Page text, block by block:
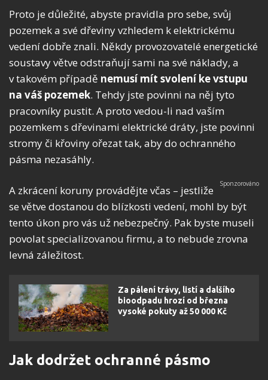
Proto je důležité, abyste pravidla pro sebe, svůj
pozemek a své dřeviny vzhledem k elektrickému
vedení dobře znali. Někdy provozovatelé energetické
soustavy větve odstraňují sami na své náklady, a
v takovém případě nemusí mít svolení ke vstupu
na váš pozemek. Tehdy jste povinni na něj tyto
pracovníky pustit. A proto vedou-li nad vaším
pozemkem s dřevinami elektrické dráty, jste povinni
stromy či křoviny ořezat tak, aby do ochranného
pásma nezasáhly.
A zkrácení koruny provádějte včas – jestliže
se větve dostanou do blízkosti vedení, mohl by být
tento úkon pro vás už nebezpečný. Pak byste museli
povolat specializovanou firmu, a to nebude zrovna
levná záležitost.
Za pálení trávy, listí a dalšího
bioodpadu hrozí od března
vysoké pokuty až 50 000 Kč
Jak dodržet ochranné pásmo